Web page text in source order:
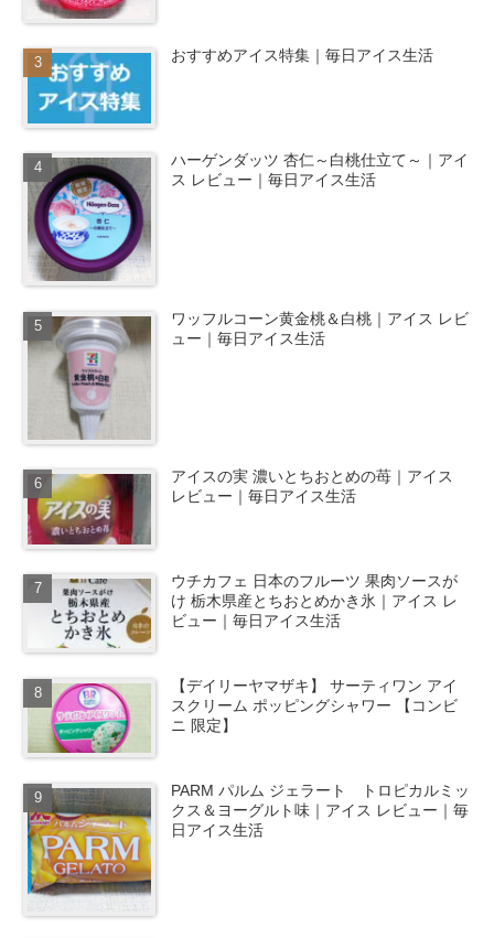
おすすめアイス特集｜毎日アイス生活
ハーゲンダッツ 杏仁～白桃仕立て～｜アイ
ス レビュー｜毎日アイス生活
ワッフルコーン黄金桃＆白桃｜アイス レビ
ュー｜毎日アイス生活
アイスの実 濃いとちおとめの苺｜アイス
レビュー｜毎日アイス生活
ウチカフェ 日本のフルーツ 果肉ソースが
け 栃木県産とちおとめかき氷｜アイス レ
ビュー｜毎日アイス生活
【デイリーヤマザキ】 サーティワン アイ
スクリーム ポッピングシャワー 【コンビ
ニ 限定】
PARM パルム ジェラート トロピカルミッ
クス＆ヨーグルト味｜アイス レビュー｜毎
日アイス生活